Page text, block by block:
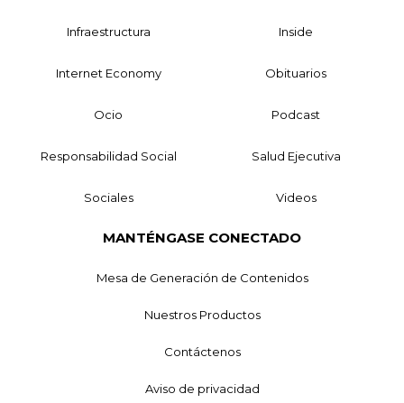
Infraestructura Inside
Internet Economy Obituarios
Ocio Podcast
Responsabilidad Social Salud Ejecutiva
Sociales Videos
MANTÉNGASE CONECTADO
Mesa de Generación de Contenidos
Nuestros Productos
Contáctenos
Aviso de privacidad